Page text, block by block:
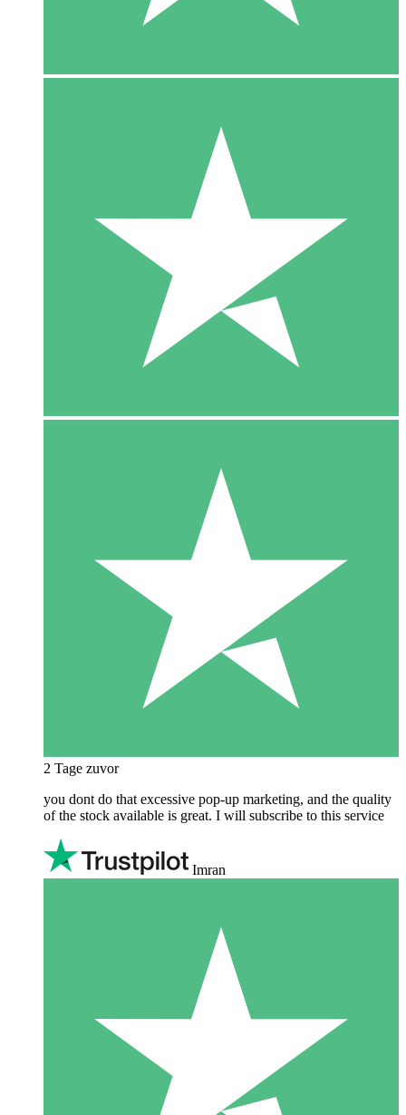
2 Tage zuvor
you dont do that excessive pop-up marketing, and the quality
of the stock available is great. I will subscribe to this service
Imran